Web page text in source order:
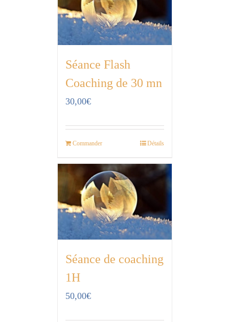
Séance Flash
Coaching de 30 mn
30,00€
Commander Détails
Séance de coaching
1H
50,00€